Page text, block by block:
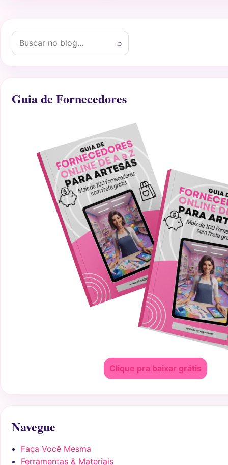
Buscar por:
⌕
Guia de Fornecedores
Clique pra baixar grátis
Navegue
Faça Você Mesma
Ferramentas & Materiais